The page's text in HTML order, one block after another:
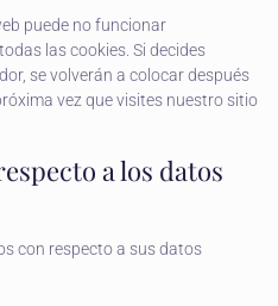
puede no funcionar
las cookies. Si decides
se volverán a colocar después
vez que visites nuestro sitio
a los datos
con respecto a sus datos